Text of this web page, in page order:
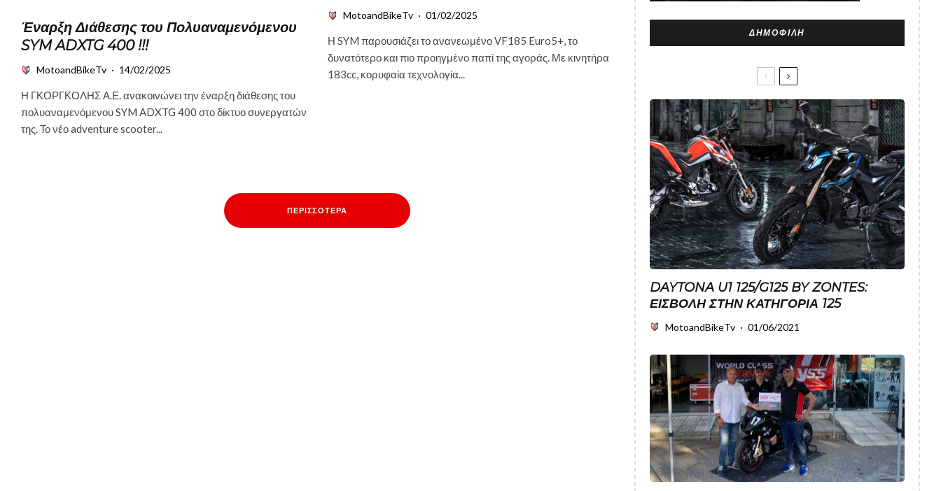
Έναρξη Διάθεσης του Πολυαναμενόμενου
SYM ADXTG 400 !!!
MotoandBikeTv · 14/02/2025
Η ΓΚΟΡΓΚΟΛΗΣ Α.Ε. ανακοινώνει την έναρξη διάθεσης του
πολυαναμενόμενου SYM ADXTG 400 στο δίκτυο συνεργατών
της. Το νέο adventure scooter...
MotoandBikeTv · 01/02/2025
Η SYM παρουσιάζει το ανανεωμένο VF185 Euro5+, το
δυνατότερο και πιο προηγμένο παπί της αγοράς. Με κινητήρα
183cc, κορυφαία τεχνολογία...
ΠΕΡΙΣΣΌΤΕΡΑ
ΔΗΜΟΦΙΛΉ
DAYTONA U1 125/G125 BY ZONTES:
ΕΙΣΒΟΛΉ ΣΤΗΝ ΚΑΤΗΓΟΡΊΑ 125
MotoandBikeTv · 01/06/2021